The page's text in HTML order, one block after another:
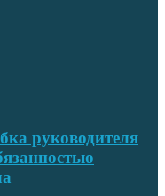
руководителя